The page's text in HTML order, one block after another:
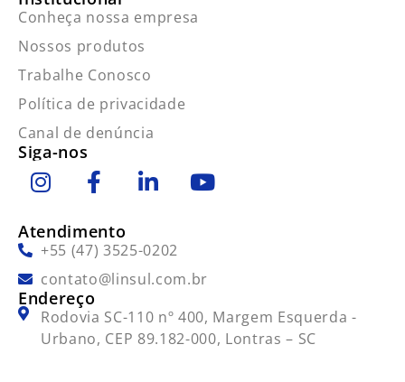
Conheça nossa empresa
Nossos produtos
Trabalhe Conosco
Política de privacidade
Canal de denúncia
Siga-nos
Atendimento
+55 (47) 3525-0202
contato@linsul.com.br
Endereço
Rodovia SC-110 nº 400, Margem Esquerda -
Urbano, CEP 89.182-000, Lontras – SC